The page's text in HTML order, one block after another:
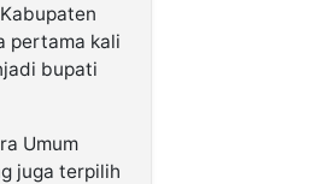
pertama kali
bupati
Umum
juga terpilih